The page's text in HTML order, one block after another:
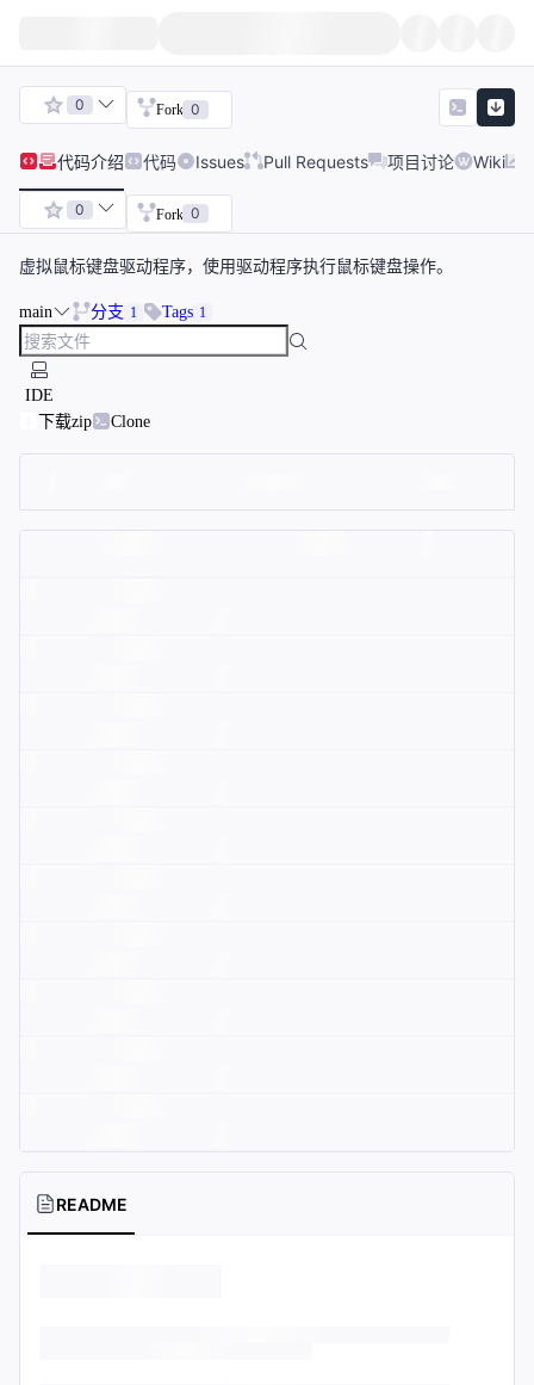
0 Fork 0
代码介绍 代码 Issues Pull Requests 项目讨论 Wiki
0 Fork 0
虚拟鼠标键盘驱动程序，使用驱动程序执行鼠标键盘操作。
main 分支 1 Tags 1
IDE
下载zip
Clone
README